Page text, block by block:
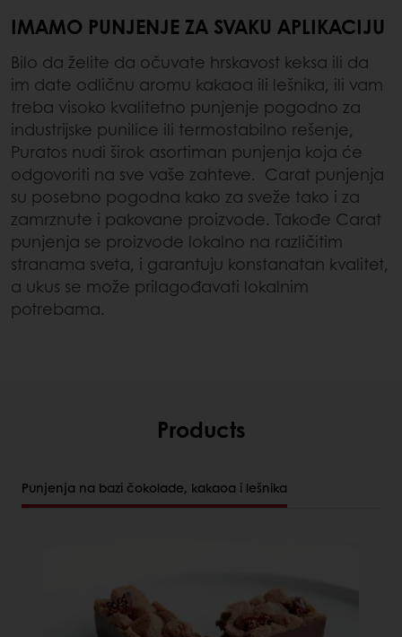
IMAMO PUNJENJE ZA SVAKU APLIKACIJU
Bilo da želite da očuvate hrskavost keksa ili da
im date odličnu aromu kakaoa ili lešnika, ili vam
treba visoko kvalitetno punjenje pogodno za
industrijske punilice ili termostabilno rešenje,
Puratos nudi širok asortiman punjenja koja će
odgovoriti na sve vaše zahteve. Carat punjenja
su posebno pogodna kako za sveže tako i za
zamrznute i pakovane proizvode. Takođe Carat
punjenja se proizvode lokalno na različitim
stranama sveta, i garantuju konstanatan kvalitet,
a ukus se može prilagođavati lokalnim
potrebama.
Products
Punjenja na bazi čokolade, kakaoa i lešnika